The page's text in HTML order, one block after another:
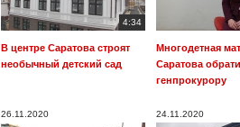
4:34
В центре Саратова строят
необычный детский сад
Многодетная
Саратова
генпрокурору
26.11.2020 24.11.2020